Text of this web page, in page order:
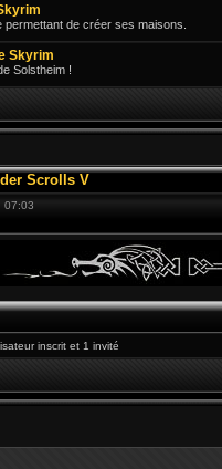
de créer ses maisons.
Skyrim
Solstheim !
Scrolls V
07:03
inscrit et 1 invité